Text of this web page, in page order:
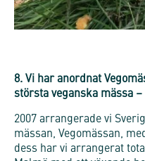
8. Vi har anordnat
största veganska mässa –
2007 arrangerade vi
mässan, Vegomässan,
dess har vi arrangerat